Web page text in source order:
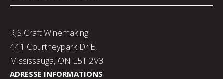
RJS Craft Winemaking
441 Courtneypark Dr E,
Mississauga, ON L5T 2V3
ADRESSE INFORMATIONS